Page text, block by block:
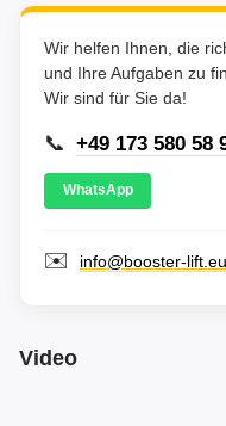
Wir helfen Ihnen, die
und Ihre Aufgaben zu
Wir sind für Sie da!
📞 +49 173 580 58
WhatsApp
✉️ info@booster-lift.eu
Video